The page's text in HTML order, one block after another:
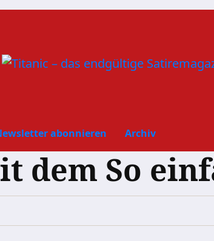
abonnieren Archiv
dem So